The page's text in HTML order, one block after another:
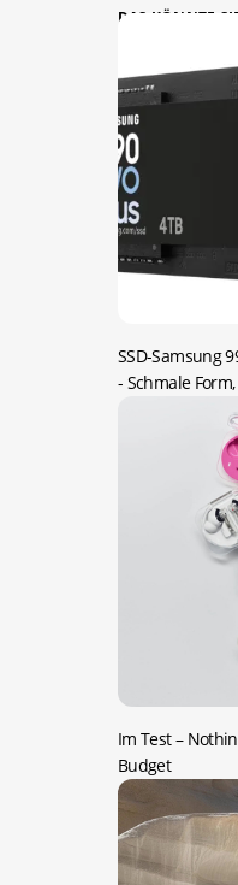
DAS KÖNNTE
SSD-Samsung
- Schmale
Im Test –
Budget